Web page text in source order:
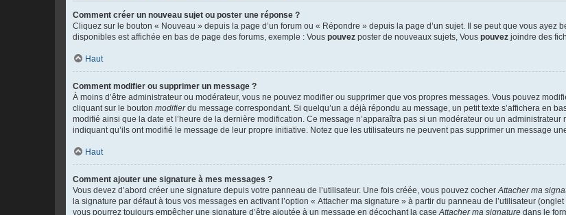
Comment créer un nouveau sujet ou poster une réponse ?
Cliquez sur le bouton « Nouveau » depuis la page d’un forum ou « Répondre » depuis la page d’un sujet. Il se peut que vous ayez
disponibles est affichée en bas de page des forums, exemple : Vous pouvez poster de nouveaux sujets, Vous pouvez joindre des
Haut
Comment modifier ou supprimer un message ?
À moins d’être administrateur ou modérateur, vous ne pouvez modifier ou supprimer que vos propres messages. Vous pouvez
cliquant sur le bouton modifierdu message correspondant. Si quelqu’un a déjà répondu au message, un petit texte s’affichera en
modifié ainsi que la date et l’heure de la dernière modification. Ce message n’apparaîtra pas si un modérateur ou un
indiquant qu’ils ont modifié le message de leur propre initiative. Notez que les utilisateurs ne peuvent pas supprimer un message
Haut
Comment ajouter une signature à mes messages ?
Vous devez d’abord créer une signature depuis votre panneau de l’utilisateur. Une fois créée, vous pouvez cocher Attacher ma
la signature par défaut à tous vos messages en activant l’option « Attacher ma signature » à partir du panneau de l’utilisateur (onglet
vous pourrez toujours empêcher une signature d’être ajoutée à un message en décochant la case Attacher ma signature dans le